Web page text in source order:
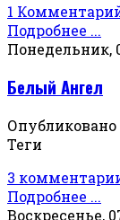
1
Подробнее ...
Понедельник,
Белый Ангел
Опубликовано
Теги
3
Подробнее ...
Воскресенье,